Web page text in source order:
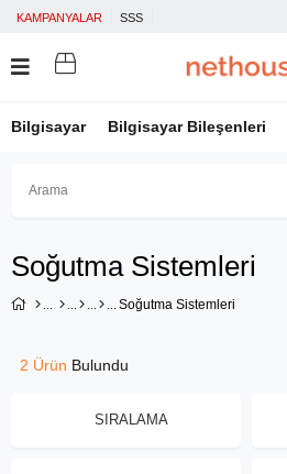
KAMPANYALAR SSS
Bilgisayar Bilgisayar Bileşenleri
Soğutma Sistemleri
Soğutma Sistemleri
SIRALAMA
2 Ürün